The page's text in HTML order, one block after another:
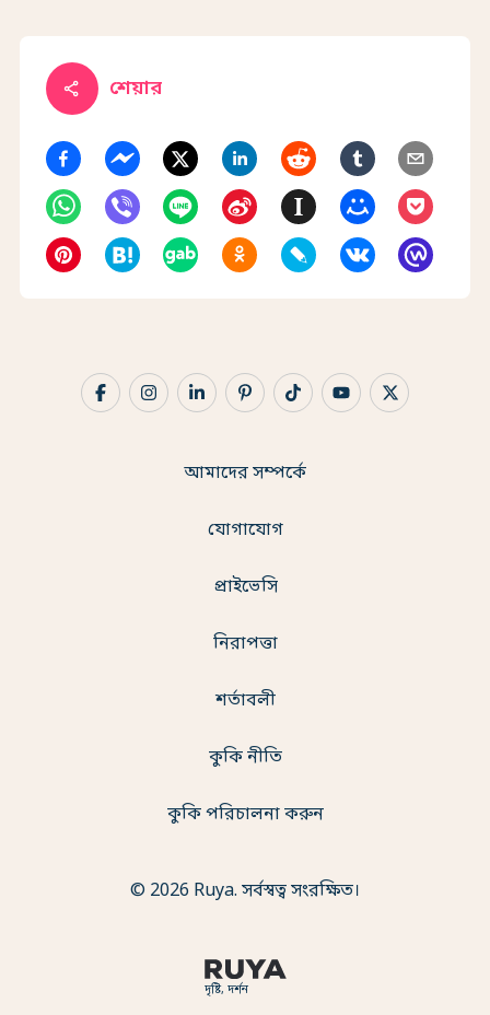
share শেয়ার
দৃষ্টি, দর্শন
আমাদের সম্পর্কে
যোগাযোগ
প্রাইভেসি
নিরাপত্তা
শর্তাবলী
কুকি নীতি
কুকি পরিচালনা করুন
© 2026 Ruya. সর্বস্বত্ব সংরক্ষিত।